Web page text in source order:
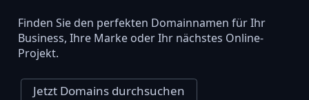
Finden Sie den perfekten Domainnamen für Ihr
Business, Ihre Marke oder Ihr nächstes Online-
Projekt.
Jetzt Domains durchsuchen